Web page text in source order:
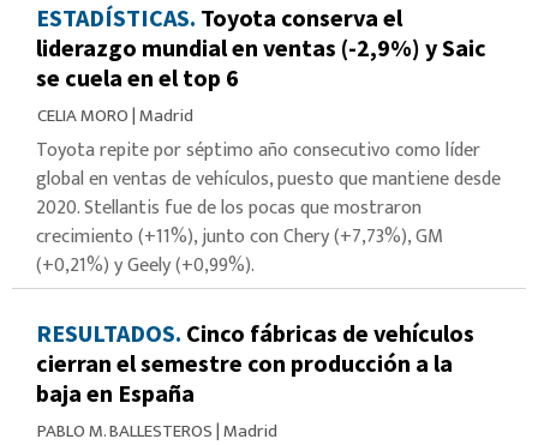
ESTADÍSTICAS. Toyota conserva el
liderazgo mundial en ventas (-2,9%) y Saic
se cuela en el top 6
CELIA MORO|Madrid
Toyota repite por séptimo año consecutivo como líder
global en ventas de vehículos, puesto que mantiene desde
2020. Stellantis fue de los pocas que mostraron
crecimiento (+11%), junto con Chery (+7,73%), GM
(+0,21%) y Geely (+0,99%).
RESULTADOS. Cinco fábricas de vehículos
cierran el semestre con producción a la
baja en España
PABLO M. BALLESTEROS|Madrid